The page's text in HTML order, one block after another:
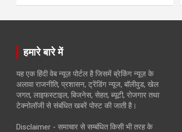
हमारे बारे में
यह एक हिंदी वेब न्यूज़ पोर्टल है जिसमें ब्रेकिंग न्यूज़ के
अलावा राजनीति, प्रशासन, ट्रेंडिंग न्यूज, बॉलीवुड, खेल
जगत, लाइफस्टाइल, बिजनेस, सेहत, ब्यूटी, रोजगार तथा
टेक्नोलॉजी से संबंधित खबरें पोस्ट की जाती है।
Disclaimer - समाचार से सम्बंधित किसी भी तरह के